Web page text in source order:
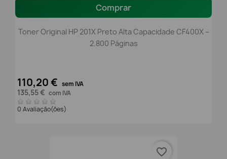
Comprar
Toner Original HP 201X Preto Alta Capacidade CF400X –
2.800 Páginas
110,20 € sem IVA
135,55 € com IVA
0 Avaliação(ões)
favorite_border